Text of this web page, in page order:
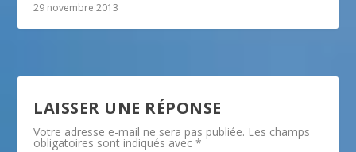
29 novembre 2013
LAISSER UNE RÉPONSE
Votre adresse e-mail ne sera pas publiée. Les champs
obligatoires sont indiqués avec*